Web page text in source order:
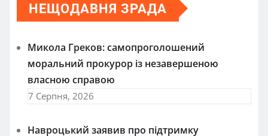
НЕЩОДАВНЯ ЗРАДА
Микола Греков: самопроголошений
моральний прокурор із незавершеною
власною справою
7 Серпня, 2026
Навроцький заявив про підтримку